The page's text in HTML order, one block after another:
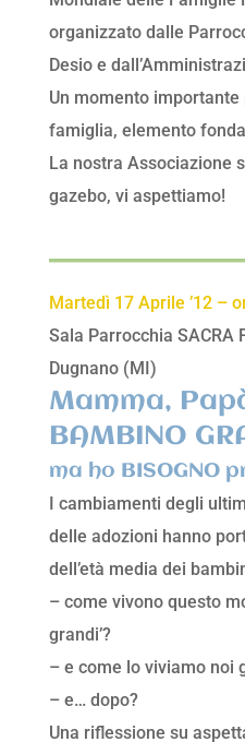
organizzato dalle
Desio e
Un momento
famiglia, elemento
La nostra Associazione
gazebo, vi aspettiamo!
Martedì 17 Aprile ’12 –
Sala Parrocchia SACRA
Dugnano (MI)
Mamma,
BAMBINO
ma ho BISOGNO
I cambiamenti degli
delle adozioni hanno
dell’età media dei
– come vivono questo
grandi’?
– e come lo viviamo noi
– e… dopo?
Una riflessione su